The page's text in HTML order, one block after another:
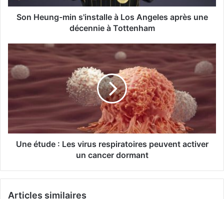
une
décennie
Son Heung-min s'installe à Los Angeles après une
décennie à Tottenham
étude
:
Les
virus
respiratoires
peuvent
activer
un
cancer
Une étude : Les virus respiratoires peuvent activer
un cancer dormant
Articles similaires